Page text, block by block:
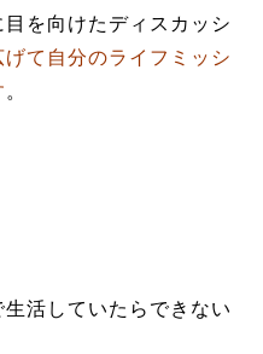
を向けたディスカッシ
げて自分のライフミッシ
。
活していたらできない